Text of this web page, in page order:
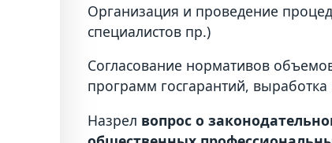
Организация и проведение
специалистов пр.)
Согласование нормативов
программ госгарантий,
Назрел вопрос о